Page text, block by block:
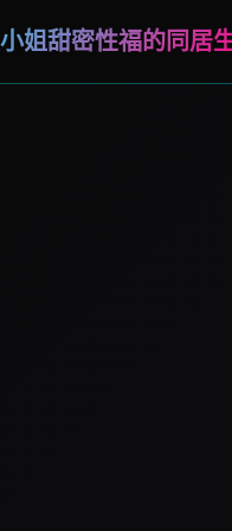
姐甜密性福的同居